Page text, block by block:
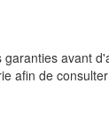
garanties avant
afin de